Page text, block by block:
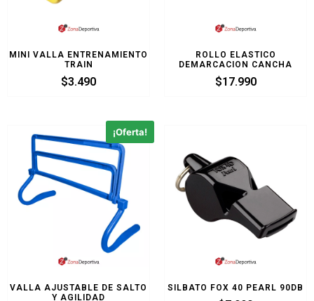
MINI VALLA ENTRENAMIENTO
TRAIN
$3.490
ROLLO ELASTICO
DEMARCACION CANCHA
$17.990
¡Oferta!
VALLA AJUSTABLE DE SALTO
Y AGILIDAD
SILBATO FOX 40 PEARL 90DB